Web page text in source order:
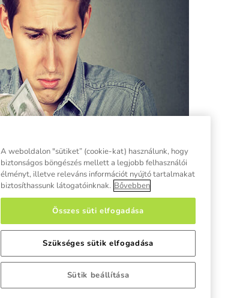
A weboldalon "sütiket” (cookie-kat) használunk, hogy
biztonságos böngészés mellett a legjobb felhasználói
élményt, illetve releváns információt nyújtó tartalmakat
biztosíthassunk látogatóinknak. Bővebben
Összes süti elfogadása
Szükséges sütik elfogadása
Sütik beállítása